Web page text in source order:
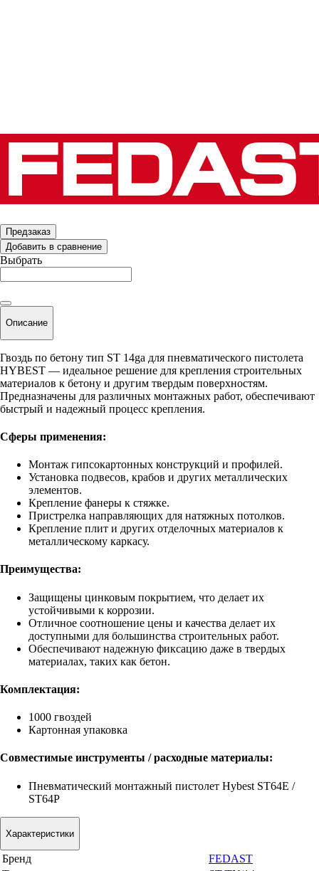
Предзаказ
Добавить в сравнение
Выбрать
Описание
Гвоздь по бетону тип ST 14ga для пневматического пистолета
HYBEST — идеальное решение для крепления строительных
материалов к бетону и другим твердым поверхностям.
Предназначены для различных монтажных работ, обеспечивают
быстрый и надежный процесс крепления.
Сферы применения:
Монтаж гипсокартонных конструкций и профилей.
Установка подвесов, крабов и других металлических
элементов.
Крепление фанеры к стяжке.
Пристрелка направляющих для натяжных потолков.
Крепление плит и других отделочных материалов к
металлическому каркасу.
Преимущества:
Защищены цинковым покрытием, что делает их
устойчивыми к коррозии.
Отличное соотношение цены и качества делает их
доступными для большинства строительных работ.
Обеспечивают надежную фиксацию даже в твердых
материалах, таких как бетон.
Комплектация:
1000 гвоздей
Картонная упаковка
Совместимые инструменты / расходные материалы:
Пневматический монтажный пистолет Hybest ST64E /
ST64P
Характеристики
Бренд
FEDAST